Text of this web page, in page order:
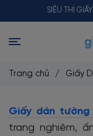
SIÊU THỊ
Trang chủ / Giấy
Giấy dán
trang nghiêm,